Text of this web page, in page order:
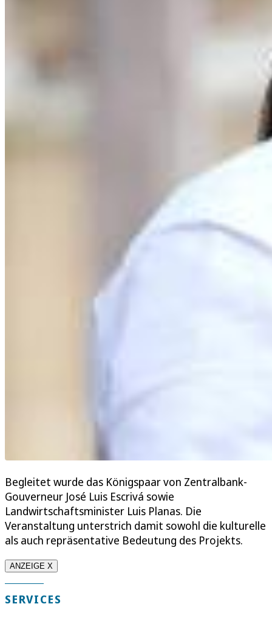
Begleitet wurde das Königspaar von Zentralbank-
Gouverneur José Luis Escrivá sowie
Landwirtschaftsminister Luis Planas. Die
Veranstaltung unterstrich damit sowohl die kulturelle
als auch repräsentative Bedeutung des Projekts.
ANZEIGE X
SERVICES